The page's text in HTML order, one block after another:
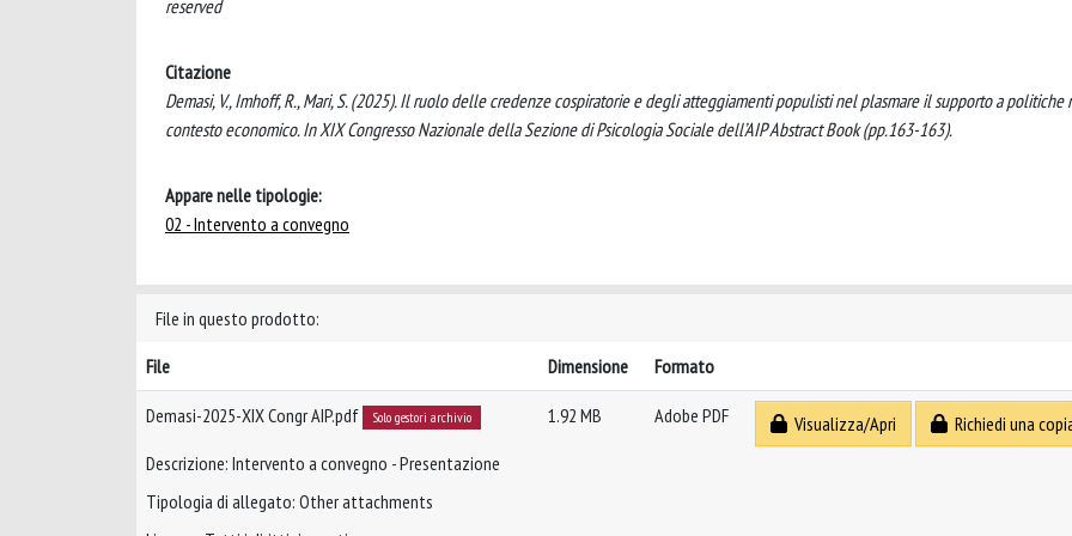
reserved
Citazione
Demasi, V., Imhoff, R., Mari, S. (2025). Il ruolo delle credenze cospiratorie e degli atteggiamenti populisti nel plasmare il supporto a politiche
contesto economico. In XIX Congresso Nazionale della Sezione di Psicologia Sociale dell’AIP Abstract Book (pp.163-163).
Appare nelle tipologie:
02 - Intervento a convegno
File in questo prodotto:
File
Dimensione Formato
Demasi-2025-XIX Congr AIP.pdf Solo gestori archivio
Descrizione: Intervento a convegno - Presentazione
Tipologia di allegato: Other attachments
1.92 MB Adobe PDF Visualizza/Apri Richiedi una